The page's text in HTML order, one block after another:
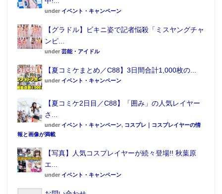
～公式アカウント情報～
Twitter
https://twitter.com/IdentityVJP
トピックス
衣装を披露
under イベント・キャンペーン
【グラドル】ビキニ姿で記者悩殺「ミスヤングチャ
ンピ...
under 芸能・アイドル
【夏コミケまとめ／C88】3日間合計1,000枚の...
under イベント・キャンペーン
【夏コミケ2日目／C88】「囲み」の人気レイヤー
さ...
under イベント・キャンペーン, コスプレ｜コスプレイヤーの情
報と画像が満載
【写真】人気コスプレイヤーが続々登場!! 秋葉原
エ...
under イベント・キャンペーン